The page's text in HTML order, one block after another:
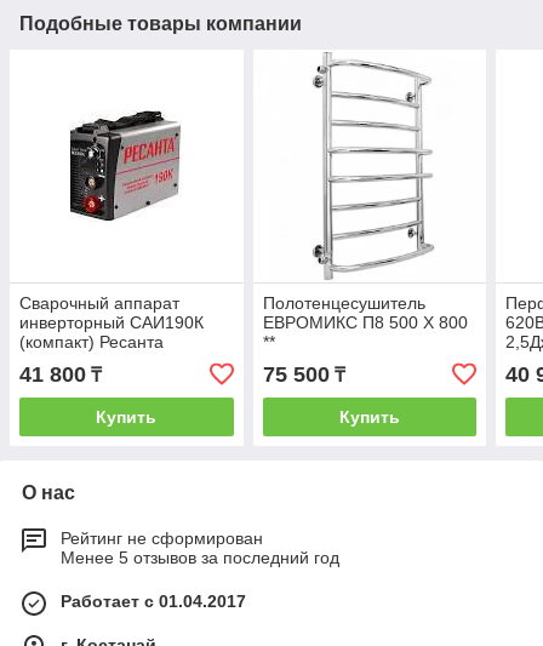
Подобные товары компании
Сварочный аппарат
инверторный САИ190К
(компакт) Ресанта
41 800 ₸
Купить
Полотенцесушитель
ЕВРОМИКС П8 500 Х 800
**
75 500₸
Купить
40
О нас
Рейтинг не сформирован
Менее 5 отзывов за последний год
Работает с 01.04.2017